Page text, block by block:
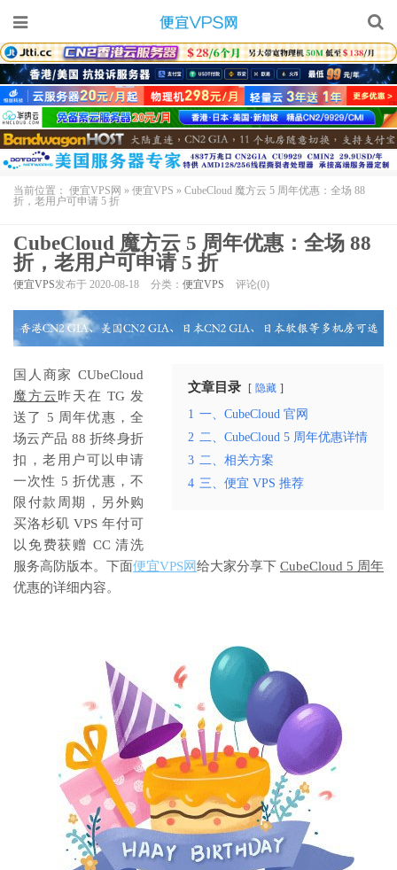
当前位置： 便宜VPS网 » 便宜VPS » CubeCloud 魔方云 5 周年优惠：全场 88
折，老用户可申请 5 折
CubeCloud 魔方云 5 周年优惠：全场 88
折，老用户可申请 5 折
便宜VPS发布于 2020-08-18 分类： 便宜VPS 评论(0)
文章目录 隐藏
1 一、CubeCloud 官网
2 二、CubeCloud 5 周年优惠详情
3 二、相关方案
4 三、便宜 VPS 推荐
国人商家 CUbeCloud
魔方云 昨天在 TG 发
送了 5 周年优惠，全
场云产品 88 折终身折
扣，老用户可以申请
一次性 5 折优惠，不
限付款周期，另外购
买洛杉矶 VPS 年付可
以免费获赠 CC 清洗
服务高防版本。下面便宜VPS网给大家分享下 CubeCloud 5 周年
优惠的详细内容。